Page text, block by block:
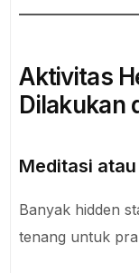
Aktivitas
Dilakukan
Meditasi
Banyak hidden
tenang untuk